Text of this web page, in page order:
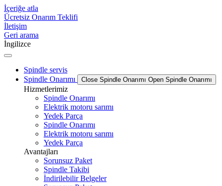
İçeriğe atla
Ücretsiz Onarım Teklifi
İletişim
Geri arama
İngilizce
Spindle servis
Spindle Onarımı
Close Spindle Onarımı Open Spindle Onarımı
Hizmetlerimiz
Spindle Onarımı
Elektrik motoru sarımı
Yedek Parça
Spindle Onarımı
Elektrik motoru sarımı
Yedek Parça
Avantajları
Sorunsuz Paket
Spindle Takibi
İndirilebilir Belgeler